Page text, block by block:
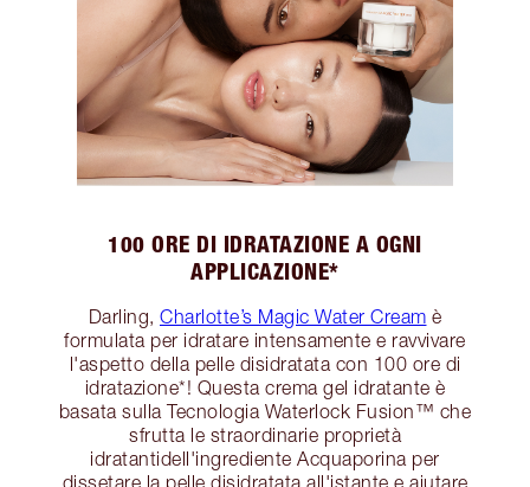
100 ORE DI IDRATAZIONE A OGNI
APPLICAZIONE*
Darling, Charlotte’s Magic Water Cream è
formulata per idratare intensamente e ravvivare
l'aspetto della pelle disidratata con 100 ore di
idratazione*! Questa crema gel idratante è
basata sulla Tecnologia Waterlock Fusion™ che
sfrutta le straordinarie proprietà
idratantidell'ingrediente Acquaporina per
dissetare la pelle disidratata all'istante e aiutare